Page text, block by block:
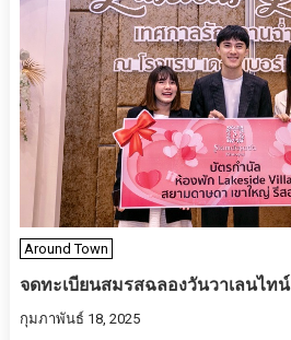
Around Town
จดทะเบียนสมรสฉลองวันวาเลนไทน์
กุมภาพันธ์ 18, 2025